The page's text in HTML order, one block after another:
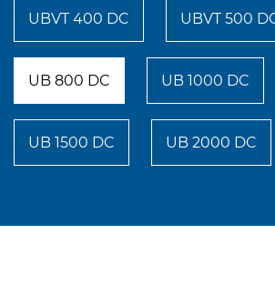
UBVT 400 DC UBVT 500
UB 800 DC UB 1000 DC
UB 1500 DC UB 2000 DC